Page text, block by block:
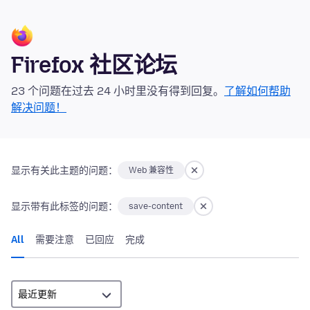
Firefox 社区论坛
23 个问题在过去 24 小时里没有得到回复。 了解如何帮助
解决问题！
显示有关此主题的问题： Web 兼容性
显示带有此标签的问题： save-content
All 需要注意 已回应 完成